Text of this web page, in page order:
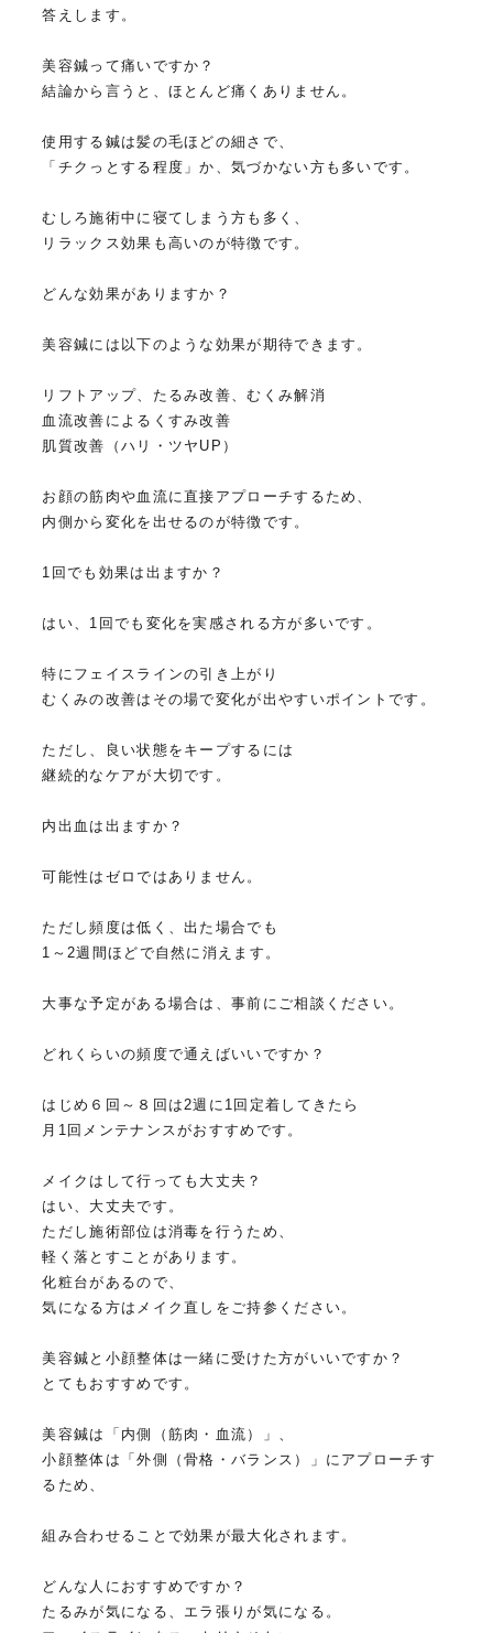
答えします。
美容鍼って痛いですか？
結論から言うと、ほとんど痛くありません。
使用する鍼は髪の毛ほどの細さで、
「チクっとする程度」か、気づかない方も多いです。
むしろ施術中に寝てしまう方も多く、
リラックス効果も高いのが特徴です。
どんな効果がありますか？
美容鍼には以下のような効果が期待できます。
リフトアップ、たるみ改善、むくみ解消
血流改善によるくすみ改善
肌質改善（ハリ・ツヤUP）
お顔の筋肉や血流に直接アプローチするため、
内側から変化を出せるのが特徴です。
1回でも効果は出ますか？
はい、1回でも変化を実感される方が多いです。
特にフェイスラインの引き上がり
むくみの改善はその場で変化が出やすいポイントです。
ただし、良い状態をキープするには
継続的なケアが大切です。
内出血は出ますか？
可能性はゼロではありません。
ただし頻度は低く、出た場合でも
1～2週間ほどで自然に消えます。
大事な予定がある場合は、事前にご相談ください。
どれくらいの頻度で通えばいいですか？
はじめ６回～８回は2週に1回定着してきたら
月1回メンテナンスがおすすめです。
メイクはして行っても大丈夫？
はい、大丈夫です。
ただし施術部位は消毒を行うため、
軽く落とすことがあります。
化粧台があるので、
気になる方はメイク直しをご持参ください。
美容鍼と小顔整体は一緒に受けた方がいいですか？
とてもおすすめです。
美容鍼は「内側（筋肉・血流）」、
小顔整体は「外側（骨格・バランス）」にアプローチす
るため、
組み合わせることで効果が最大化されます。
どんな人におすすめですか？
たるみが気になる、エラ張りが気になる。